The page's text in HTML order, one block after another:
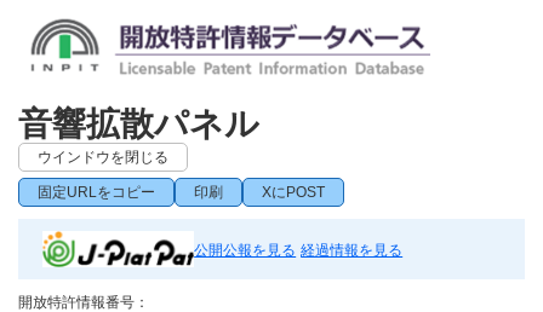
音響拡散パネル
ウインドウを閉じる
固定URLをコピー 印刷 XにPOST
公開公報を見る 経過情報を見る
開放特許情報番号：